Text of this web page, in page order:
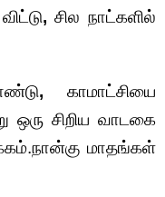
, சில நாட்களில்
, காமாட்சியை
சிறிய வாடகை
மாதங்கள்